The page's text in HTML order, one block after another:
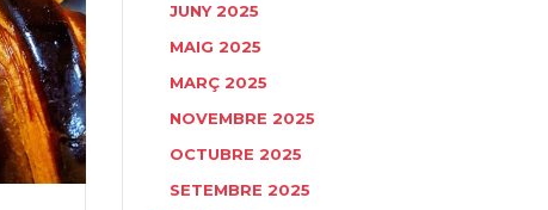
JUNY 2025
MAIG 2025
MARÇ 2025
NOVEMBRE 2025
OCTUBRE 2025
SETEMBRE 2025